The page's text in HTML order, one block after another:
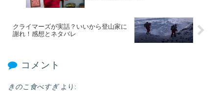
クライマーズが実話？いいから登山家に
謝れ！感想とネタバレ
コメント
きのこ食べすぎ より: